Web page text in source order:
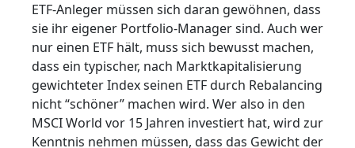
ETF-Anleger müssen sich daran gewöhnen, dass
sie ihr eigener Portfolio-Manager sind. Auch wer
nur einen ETF hält, muss sich bewusst machen,
dass ein typischer, nach Marktkapitalisierung
gewichteter Index seinen ETF durch Rebalancing
nicht “schöner” machen wird. Wer also in den
MSCI World vor 15 Jahren investiert hat, wird zur
Kenntnis nehmen müssen, dass das Gewicht der